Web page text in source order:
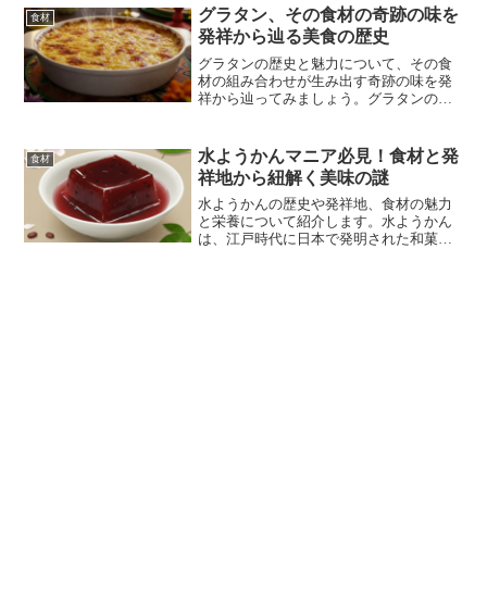
た。また、共有ソースも、二度漬け禁止
ルールも東京の頃から存在していまし
た。
食材
グラタン、その食材の奇跡の味を
発祥から辿る美食の歴史
グラタンの歴史と魅力について、その食
材の組み合わせが生み出す奇跡の味を発
祥から辿ってみましょう。グラタンの種
す。グラタンは、その食材の奇跡の味を
発祥から辿る美食の歴史なのです。
食材
水ようかんマニア必見！食材と発
祥地から紐解く美味の謎
水ようかんの歴史や発祥地、食材の魅力
と栄養について紹介します。水ようかん
は、江戸時代に日本で発明された和菓子